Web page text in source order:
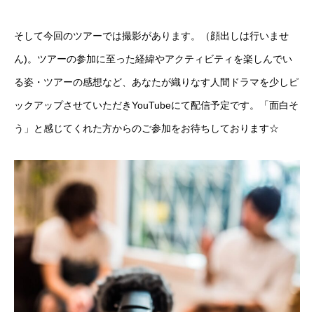
そして今回のツアーでは撮影があります。（顔出しは行いませ
ん)。ツアーの参加に至った経緯やアクティビティを楽しんでい
る姿・ツアーの感想など、あなたが織りなす人間ドラマを少しピ
ックアップさせていただきYouTubeにて配信予定です。「面白そ
う」と感じてくれた方からのご参加をお待ちしております☆